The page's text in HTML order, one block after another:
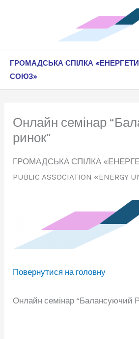
ГРОМАДСЬКА СПІЛКА
СОЮЗ»
Онлайн семінар
ринок”
ГРОМАДСЬКА СПІЛКА
PUBLIC ASSOCIATION «ENERGY
Повернутися на головну
Онлайн семінар “Балансуючий